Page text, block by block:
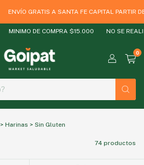
ENVÍO GRATIS A SANTA FE CAPITAL PARTIR DE
MINIMO DE COMPRA $15.000 NO SE
0
> Harinas > Sin Gluten
74 productos